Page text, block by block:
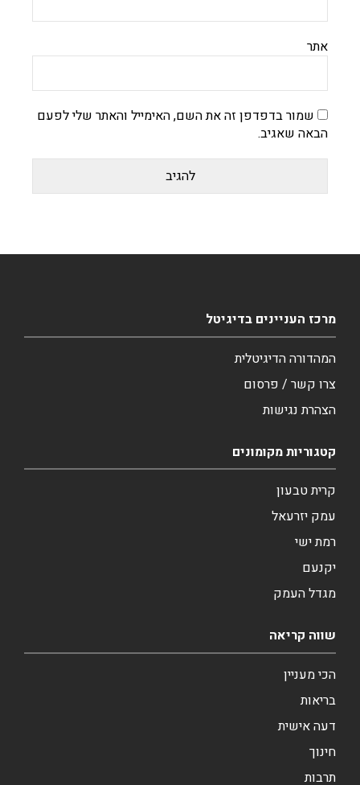
אתר
שמור בדפדפן זה את השם, האימייל והאתר שלי לפעם
הבאה שאגיב.
מרכז העניינים בדיגיטל
המהדורה הדיגיטלית
צרו קשר / פרסום
הצהרת נגישות
קטגוריות מקומונים
קרית טבעון
עמק יזרעאל
רמת ישי
יקנעם
מגדל העמק
שווה קריאה
הכי מעניין
בריאות
דעה אישית
חינוך
תרבות